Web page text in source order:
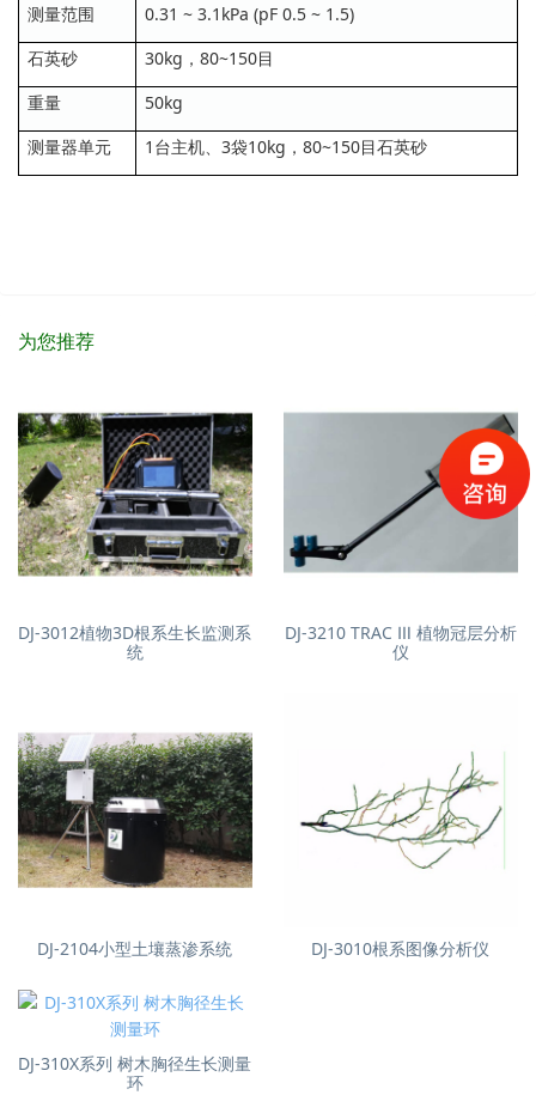
测量范围
0.31 ~ 3.1kPa (pF 0.5 ~ 1.5)
石英砂
30kg，80~150目
重量
50kg
测量器单元
1台主机、3袋10kg，80~150目石英砂
为您推荐
DJ-3012植物3D根系生长监测系
统
DJ-3210 TRAC Ⅲ 植物冠层分析
仪
DJ-2104小型土壤蒸渗系统 DJ-3010根系图像分析仪
DJ-310X系列 树木胸径生长测量
环